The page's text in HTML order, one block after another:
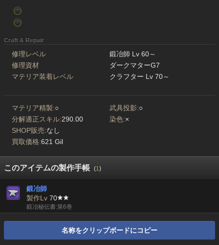
Craft & Repair
修理レベル
鍛冶師 Lv 60～
修理資材
ダークマターG7
マテリア装着レベル
クラフター Lv 70～
マテリア精製:○ 武具投影:○
分解適正スキル:290.00 染色:×
SHOP販売:なし
買取価格:621 Gil
このアイテムの製作手帳 (1)
鍛冶師
製作Lv 70
鍛冶秘伝書:第6巻
名称をクリップボードにコピー